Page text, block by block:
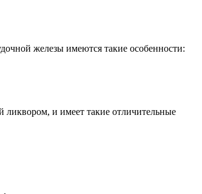
железы имеются такие особенности:
ликвором, и имеет такие отличительные